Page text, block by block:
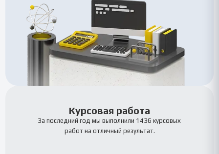
Курсовая работа
За последний год мы выполнили 1436 курсовых
работ на отличный результат.